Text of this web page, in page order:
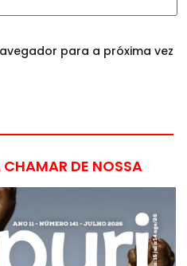
para a próxima vez
CHAMAR DE NOSSA